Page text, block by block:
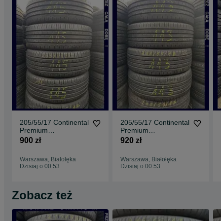
205/55/17 Continental
Premium
5_7mm_4szt_(115)
900 zł
Warszawa, Białołęka
Dzisiaj o 00:53
205/55/17 Continental
Premium
5_7mm_4szt_(113)
920 zł
Warszawa, Białołęka
Dzisiaj o 00:53
Zobacz też